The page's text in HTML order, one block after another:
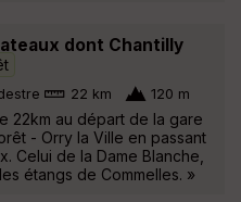
dont Chantilly
22 km 120 m
22km au départ de la gare
- Orry la Ville en passant
Celui de la Dame Blanche,
étangs de Commelles. »